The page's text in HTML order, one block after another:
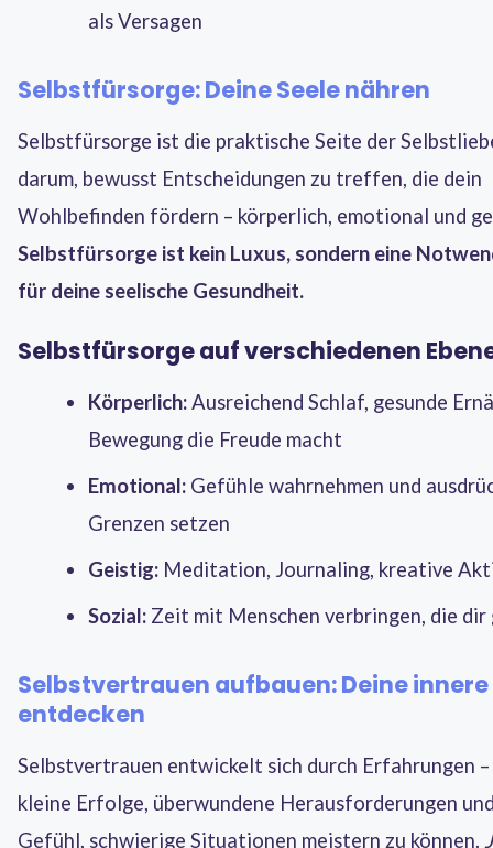
als Versagen
Selbstfürsorge: Deine Seele nähren
Selbstfürsorge ist die praktische Seite der
darum, bewusst Entscheidungen zu treffen, die dein
Wohlbefinden fördern – körperlich, emotional und
Selbstfürsorge ist kein Luxus, sondern eine
für deine seelische Gesundheit.
Selbstfürsorge auf verschiedenen
Körperlich:Ausreichend Schlaf, gesunde
Bewegung die Freude macht
Emotional: Gefühle wahrnehmen und
Grenzen setzen
Geistig: Meditation, Journaling, kreative
Sozial: Zeit mit Menschen verbringen, die
Selbstvertrauen aufbauen: Deine
entdecken
Selbstvertrauen entwickelt sich durch Erfahrungen
kleine Erfolge, überwundene Herausforderungen
Gefühl, schwierige Situationen meistern zu können.